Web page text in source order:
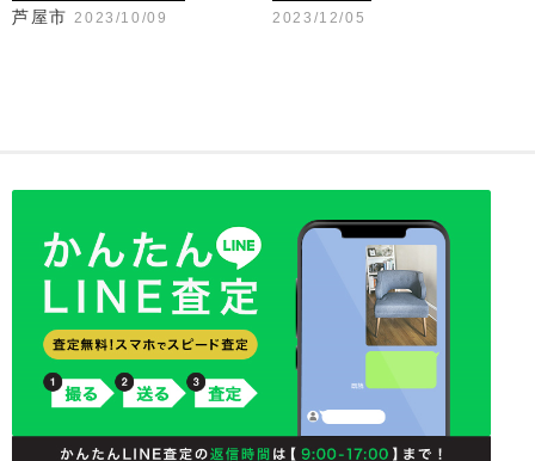
芦屋市 2023/10/09 2023/12/05